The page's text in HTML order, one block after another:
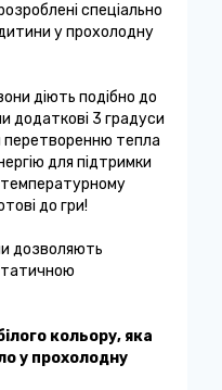
спеціально
у прохолодну
діють подібно до
додаткові 3 градуси
перетворенню тепла
для підтримки
до гри!
дозволяють
кольору, яка
у прохолодну